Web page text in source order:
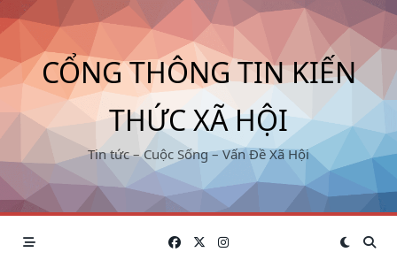
Skip
to
CỔNG THÔNG TIN KIẾN
THỨC XÃ HỘI
Tin tức – Cuộc Sống – Vấn Đề Xã Hội